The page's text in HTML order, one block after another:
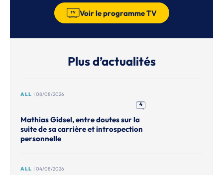
Voir le programme TV
Plus d’actualités
ALL | 08/08/2026
4
Mathias Gidsel, entre doutes sur la
suite de sa carrière et introspection
personnelle
ALL | 04/08/2026